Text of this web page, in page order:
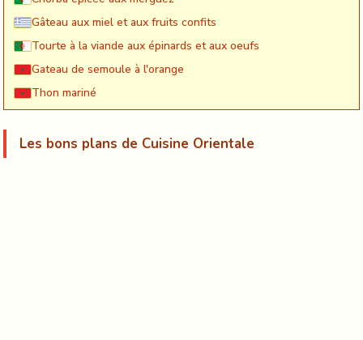
Gâteau aux miel et aux fruits confits
Tourte à la viande aux épinards et aux oeufs
Gateau de semoule à l'orange
Thon mariné
Les bons plans de Cuisine Orientale